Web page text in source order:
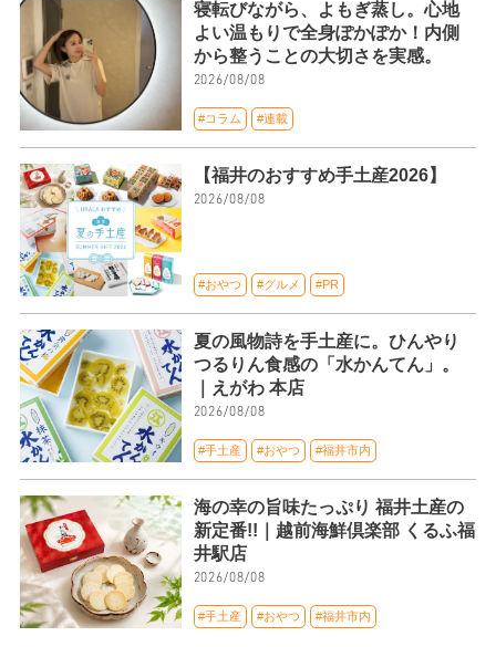
寝転びながら、よもぎ蒸し。心地
よい温もりで全身ぽかぽか！内側
から整うことの大切さを実感。
2026/08/08
#コラム #連載
【福井のおすすめ手土産2026】
2026/08/08
#おやつ #グルメ #PR
夏の風物詩を手土産に。ひんやり
つるりん食感の「水かんてん」。
｜えがわ 本店
2026/08/08
#手土産 #おやつ #福井市内
海の幸の旨味たっぷり 福井土産の
新定番!!｜越前海鮮倶楽部 くるふ福
井駅店
2026/08/08
#手土産 #おやつ #福井市内